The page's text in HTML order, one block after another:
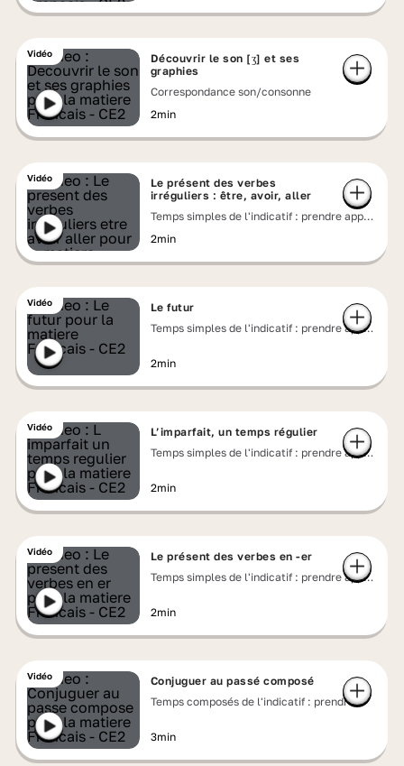
Vidéo
Découvrir le son [ʒ] et ses
graphies
Correspondance son/consonne
2min
Vidéo
Le présent des verbes
irréguliers : être, avoir, aller
Temps simples de l'indicatif : prendre appui
2min
Vidéo
Le futur
Temps simples de l'indicatif : prendre appui
2min
Vidéo
L’imparfait, un temps régulier
Temps simples de l'indicatif : prendre appui
2min
Vidéo
Le présent des verbes en -er
Temps simples de l'indicatif : prendre appui
2min
Vidéo
Conjuguer au passé composé
Temps composés de l'indicatif : prendre
3min